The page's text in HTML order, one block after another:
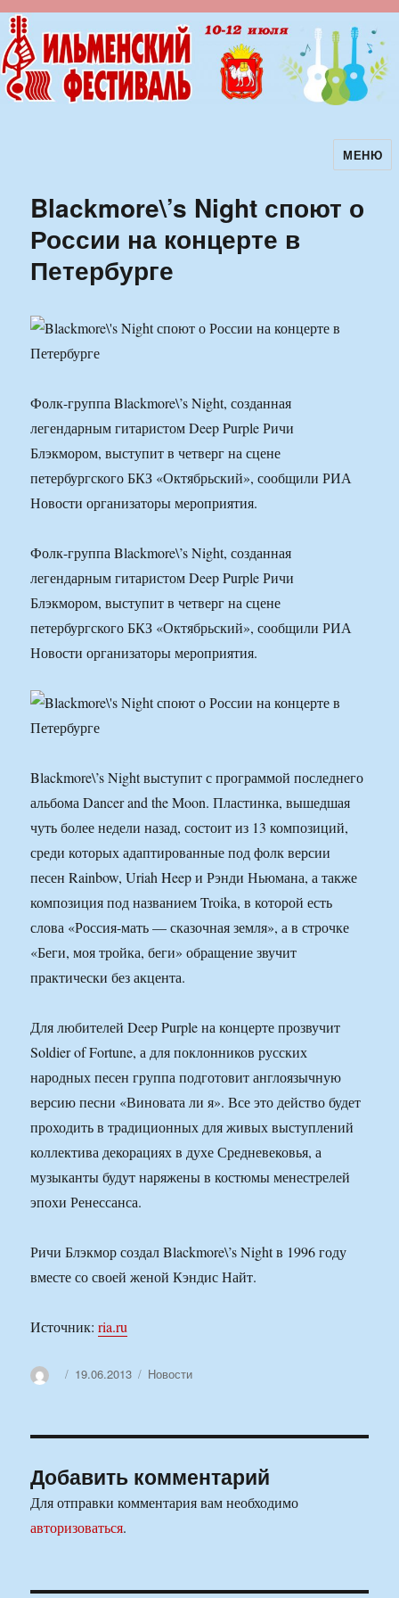
Ильменский фестиваль авторской
песни
МЕНЮ
Blackmore\’s Night споют о
России на концерте в
Петербурге
Фолк-группа Blackmore\’s Night, созданная
легендарным гитаристом Deep Purple Ричи
Блэкмором, выступит в четверг на сцене
петербургского БКЗ «Октябрьский», сообщили РИА
Новости организаторы мероприятия.
Фолк-группа Blackmore\’s Night, созданная
легендарным гитаристом Deep Purple Ричи
Блэкмором, выступит в четверг на сцене
петербургского БКЗ «Октябрьский», сообщили РИА
Новости организаторы мероприятия.
Blackmore\’s Night выступит с программой последнего
альбома Dancer and the Moon. Пластинка, вышедшая
чуть более недели назад, состоит из 13 композиций,
среди которых адаптированные под фолк версии
песен Rainbow, Uriah Heep и Рэнди Ньюмана, а также
композиция под названием Troika, в которой есть
слова «Россия-мать — сказочная земля», а в строчке
«Беги, моя тройка, беги» обращение звучит
практически без акцента.
Для любителей Deep Purple на концерте прозвучит
Soldier of Fortune, а для поклонников русских
народных песен группа подготовит англоязычную
версию песни «Виновата ли я». Все это действо будет
проходить в традиционных для живых выступлений
коллектива декорациях в духе Средневековья, а
музыканты будут наряжены в костюмы менестрелей
эпохи Ренессанса.
Ричи Блэкмор создал Blackmore\’s Night в 1996 году
вместе со своей женой Кэндис Найт.
Источник:ria.ru
АвторОпубликовано
19.06.2013 Рубрики
Новости
Добавить комментарий
Для отправки комментария вам необходимо
авторизоваться.